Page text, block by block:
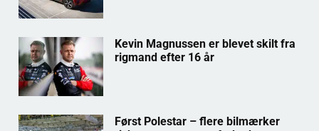
Kevin Magnussen er blevet skilt fra
rigmand efter 16 år
Først Polestar – flere bilmærker